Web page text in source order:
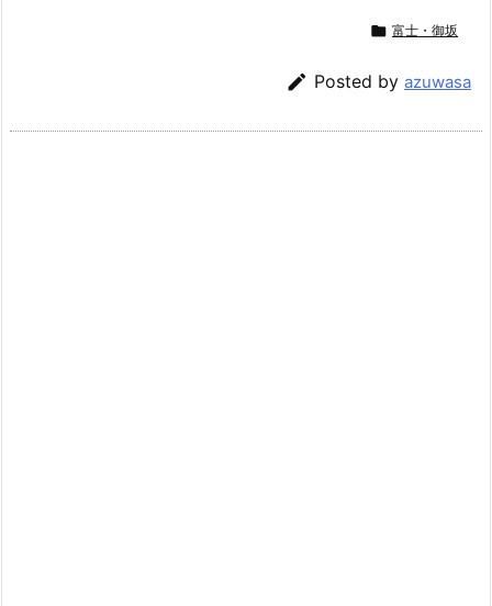
 富士・御坂
 Posted by azuwasa